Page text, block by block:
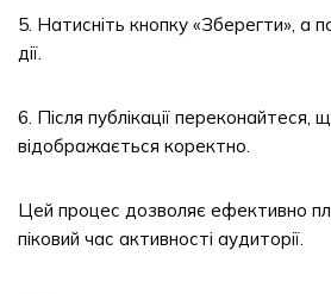
5. Натисніть кнопку «Зберегти», а
дії.
6. Після публікації переконайтеся,
відображається коректно.
Цей процес дозволяє ефективно
піковий час активності аудиторії.